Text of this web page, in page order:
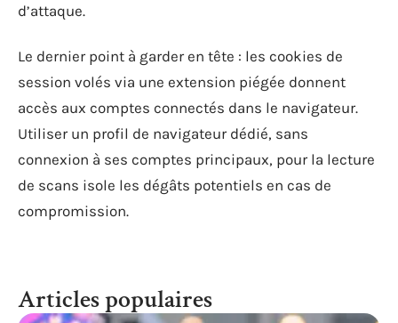
d’attaque.
Le dernier point à garder en tête : les cookies de
session volés via une extension piégée donnent
accès aux comptes connectés dans le navigateur.
Utiliser un profil de navigateur dédié, sans
connexion à ses comptes principaux, pour la lecture
de scans isole les dégâts potentiels en cas de
compromission.
Articles populaires